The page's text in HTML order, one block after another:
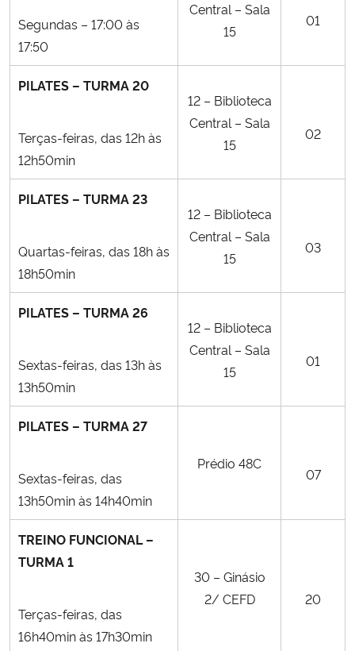
Segundas – 17:00 às
17:50
Central – Sala
15
01
PILATES – TURMA 20
Terças-feiras, das 12h às
12h50min
12 – Biblioteca
Central – Sala
15
02
PILATES – TURMA 23
Quartas-feiras, das 18h às
18h50min
12 – Biblioteca
Central – Sala
15
03
PILATES – TURMA 26
Sextas-feiras, das 13h às
13h50min
12 – Biblioteca
Central – Sala
15
01
PILATES – TURMA 27
Sextas-feiras, das
13h50min às 14h40min
Prédio 48C
07
TREINO FUNCIONAL –
TURMA 1
Terças-feiras, das
16h40min às 17h30min
30 – Ginásio
2/ CEFD
20